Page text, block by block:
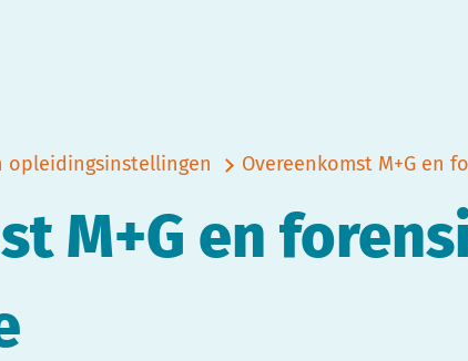
opleidingsinstellingen Overeenkomst M+G en
M+G en